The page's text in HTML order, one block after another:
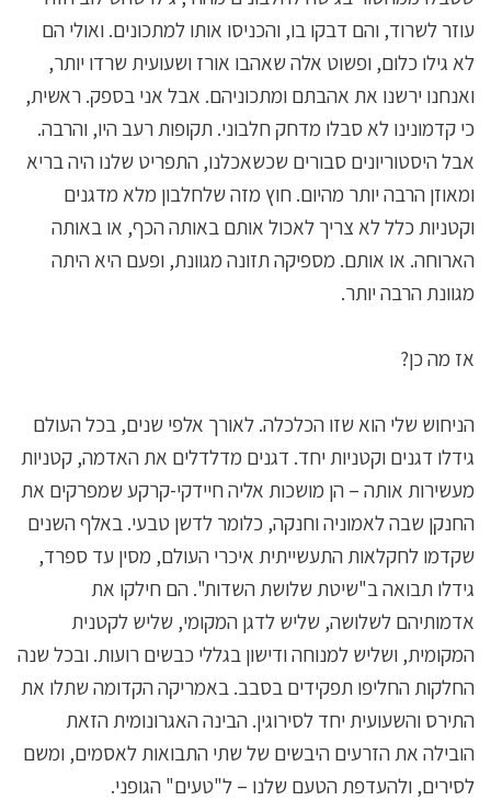
עוזר לשרוד, והם דבקו בו, והכניסו אותו למתכונים. ואולי הם
לא גילו כלום, ופשוט אלה שאהבו אורז ושעועית שרדו יותר,
ואנחנו ירשנו את אהבתם ומתכוניהם. אבל אני בספק. ראשית,
כי קדמונינו לא סבלו מדחק חלבוני. תקופות רעב היו, והרבה.
אבל היסטוריונים סבורים שכשאכלנו, התפריט שלנו היה בריא
ומאוזן הרבה יותר מהיום. חוץ מזה שלחלבון מלא מדגנים
וקטניות כלל לא צריך לאכול אותם באותה הכף, או באותה
הארוחה. או אותם. מספיקה תזונה מגוונת, ופעם היא היתה
מגוונת הרבה יותר.
אז מה כן?
הניחוש שלי הוא שזו הכלכלה. לאורך אלפי שנים, בכל העולם
גידלו דגנים וקטניות יחד. דגנים מדלדלים את האדמה, קטניות
מעשירות אותה – הן מושכות אליה חיידקי-קרקע שמפרקים את
החנקן שבה לאמוניה וחנקה, כלומר לדשן טבעי. באלף השנים
שקדמו לחקלאות התעשייתית איכרי העולם, מסין עד ספרד,
גידלו תבואה ב"שיטת שלושת השדות". הם חילקו את
אדמותיהם לשלושה, שליש לדגן המקומי, שליש לקטנית
המקומית, ושליש למנוחה ודישון בגללי כבשים רועות. ובכל שנה
החלקות החליפו תפקידים בסבב. באמריקה הקדומה שתלו את
התירס והשעועית יחד לסירוגין. הבינה האגרונומית הזאת
הובילה את הזרעים היבשים של שתי התבואות לאסמים, ומשם
לסירים, ולהעדפת הטעם שלנו – ל"טעים" הגופני.